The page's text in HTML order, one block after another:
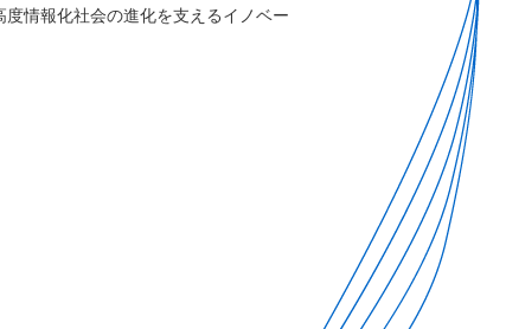
情報化社会の進化を支えるイノベー